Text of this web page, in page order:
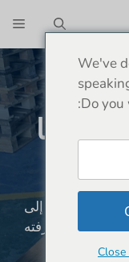
كل ما
كل ما تحتاج إلى
معرفته
We've
Do you